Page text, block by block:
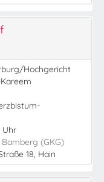
Hochgericht
Uhr
(GKG)
18, Hain